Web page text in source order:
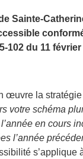
Sainte-
102 du 11 février
œuvre la
votre schéma
en cours
l’année
s’applique